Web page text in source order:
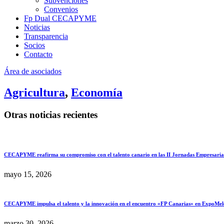
Convenios
Fp Dual CECAPYME
Noticias
Transparencia
Socios
Contacto
Área de asociados
Agricultura, Economía
Otras noticias recientes
CECAPYME reafirma su compromiso con el talento canario en las II Jornadas
mayo 15, 2026
CECAPYME impulsa el talento y la innovación en el encuentro «FP Canarias» en